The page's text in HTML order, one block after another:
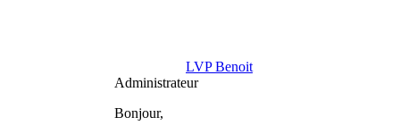
LVP Benoit
Administrateur
Bonjour,